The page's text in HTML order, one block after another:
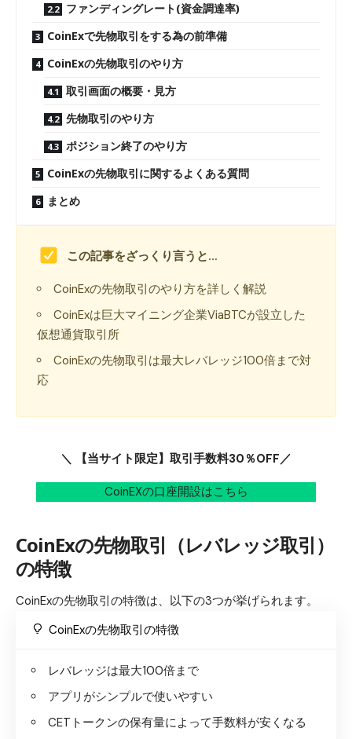
ファンディングレート(資金調達率)
CoinExで先物取引をする為の前準備
CoinExの先物取引のやり方
取引画面の概要・見方
先物取引のやり方
ポジション終了のやり方
CoinExの先物取引に関するよくある質問
まとめ
この記事をざっくり言うと…
CoinExの先物取引のやり方を詳しく解説
CoinExは巨大マイニング企業ViaBTCが設立した
仮想通貨取引所
CoinExの先物取引は最大レバレッジ100倍まで対
応
＼ 【当サイト限定】取引手数料30％OFF／
CoinEXの口座開設はこちら
CoinExの先物取引（レバレッジ取引）
の特徴
CoinExの先物取引の特徴は、以下の3つが挙げられます。
CoinExの先物取引の特徴
レバレッジは最大100倍まで
アプリがシンプルで使いやすい
CETトークンの保有量によって手数料が安くなる